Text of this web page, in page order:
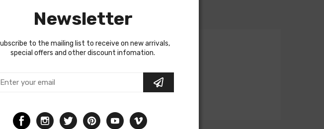
Newsletter
to the mailing list to receive on new arrivals,
special offers and other discount infomation.